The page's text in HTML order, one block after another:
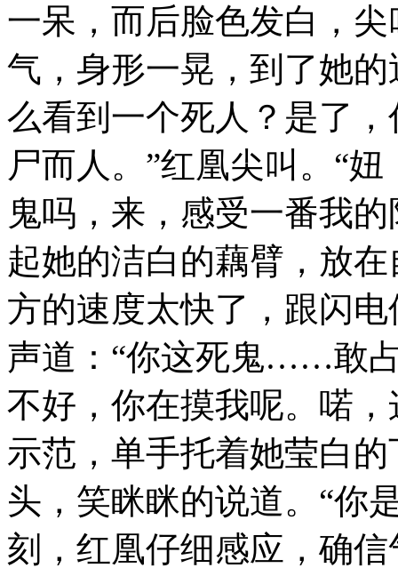
一呆，而后脸色发白，
气，身形一晃，到了她
么看到一个死人？是了
尸而人。”红凰尖叫。“
鬼吗，来，感受一番我
起她的洁白的藕臂，放
方的速度太快了，跟闪
声道：“你这死鬼……敢
不好，你在摸我呢。喏
示范，单手托着她莹白
头，笑眯眯的说道。“
刻，红凰仔细感应，确